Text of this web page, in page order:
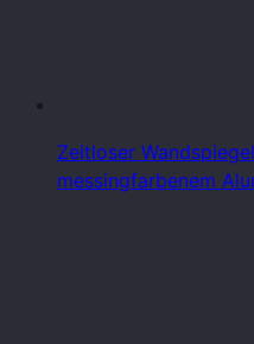
Zeitloser
messingfarbenem